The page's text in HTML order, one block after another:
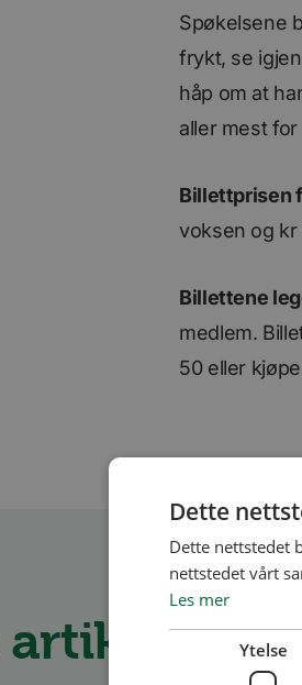
Spøkelsene
frykt, se
håp om at
aller mest for
Billettprisen
voksen og
Billettene
medlem.
50 eller
artikler
Dette
Dette nettstedet
nettstedet vårt
Les mer
Ytelse